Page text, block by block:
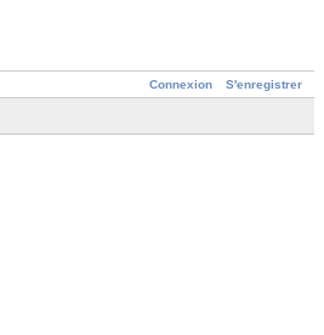
Connexion S'enregistrer